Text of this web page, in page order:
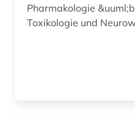
botanik (4)
Pharmakologie
Toxikologie und